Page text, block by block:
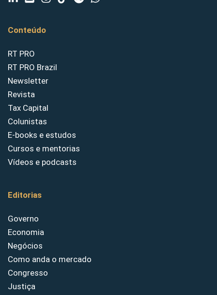
Conteúdo
RT PRO
RT PRO Brazil
Newsletter
Revista
Tax Capital
Colunistas
E-books e estudos
Cursos e mentorias
Vídeos e podcasts
Editorias
Governo
Economia
Negócios
Como anda o mercado
Congresso
Justiça